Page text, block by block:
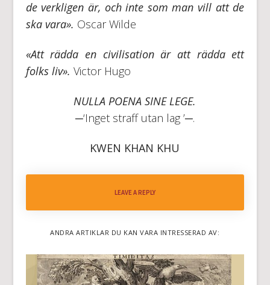
de verkligen är, och inte som man vill att de
ska vara». Oscar Wilde
«Att rädda en civilisation är att rädda ett
folks liv». Victor Hugo
NULLA POENA SINE LEGE.
─‘Inget straff utan lag ’─.
KWEN KHAN KHU
LEAVE A REPLY
ANDRA ARTIKLAR DU KAN VARA INTRESSERAD AV: